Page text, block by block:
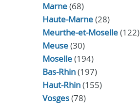
Marne(68)
Haute-Marne(28)
Meurthe-et-Moselle(122)
Meuse(30)
Moselle(194)
Bas-Rhin(197)
Haut-Rhin(155)
Vosges(78)